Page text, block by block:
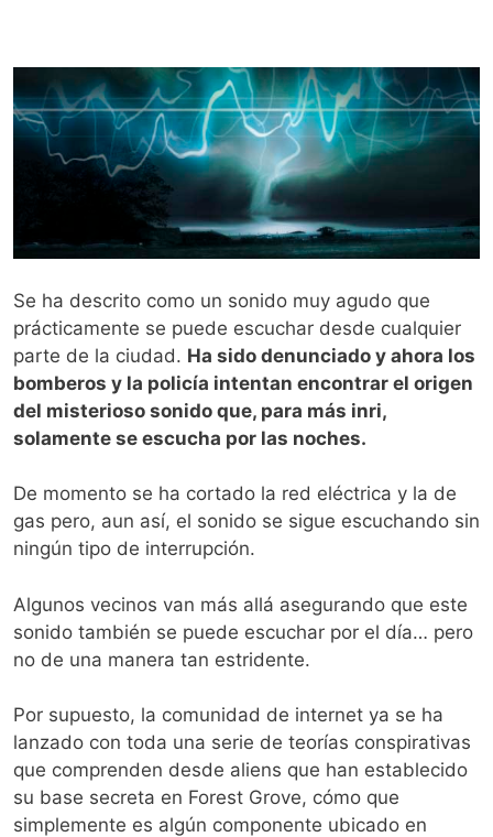
Se ha descrito como un sonido muy agudo que
prácticamente se puede escuchar desde cualquier
parte de la ciudad. Ha sido denunciado y ahora los
bomberos y la policía intentan encontrar el origen
del misterioso sonido que, para más inri,
solamente se escucha por las noches.
De momento se ha cortado la red eléctrica y la de
gas pero, aun así, el sonido se sigue escuchando sin
ningún tipo de interrupción.
Algunos vecinos van más allá asegurando que este
sonido también se puede escuchar por el día… pero
no de una manera tan estridente.
Por supuesto, la comunidad de internet ya se ha
lanzado con toda una serie de teorías conspirativas
que comprenden desde aliens que han establecido
su base secreta en Forest Grove, cómo que
simplemente es algún componente ubicado en